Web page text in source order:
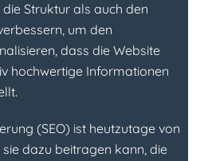
Struktur als auch den
um den
dass die Website
hochwertige Informationen
(SEO) ist heutzutage von
dazu beitragen kann, die